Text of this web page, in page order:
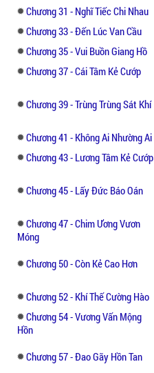
Chương 31 - Nghĩ Tiếc Chi Nhau
Chương 33 - Đến Lúc Van Cầu
Chương 35 - Vui Buồn Giang Hồ
Chương 37 - Cái Tâm Kẻ Cướp
Chương 39 - Trùng Trùng Sát Khí
Chương 41 - Không Ai Nhường Ai
Chương 43 - Lương Tâm Kẻ Cướp
Chương 45 - Lấy Đức Báo Oán
Chương 47 - Chim Ương Vươn
Móng
Chương 50 - Còn Kẻ Cao Hơn
Chương 52 - Khí Thế Cường Hào
Chương 54 - Vương Vấn Mộng
Hồn
Chương 57 - Đao Gãy Hồn Tan